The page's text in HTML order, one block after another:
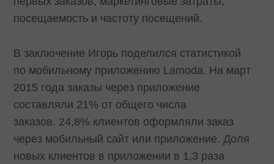
посещаемость и частоту посещений.
В заключение Игорь поделился статистикой
по мобильному приложению Lamoda. На март
2015 года заказы через приложение
составляли 21% от общего числа
заказов. 24,8% клиентов оформляли заказ
через мобильный сайт или приложение. Доля
новых клиентов в приложении в 1,3 раза